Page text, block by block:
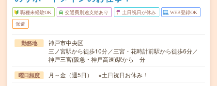
職種未経験OK 交通費別途支給あり 土日祝日が休み WEB登録OK
派遣
勤務地
神戸市中央区
三ノ宮駅から徒歩10分／三宮・花時計前駅から徒歩6分／
神戸三宮(阪急・神戸高速)駅から---分
曜日頻度 月～金（週5日） ※土日祝日お休み！